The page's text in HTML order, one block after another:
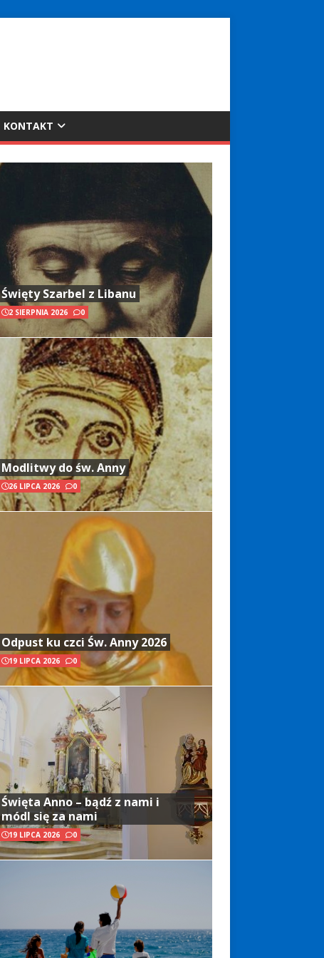
KONTAKT
Święty Szarbel z Libanu
2 SIERPNIA 2026 0
Modlitwy do św. Anny
26 LIPCA 2026 0
Odpust ku czci Św. Anny 2026
19 LIPCA 2026 0
Święta Anno – bądź z nami i
módl się za nami
19 LIPCA 2026 0